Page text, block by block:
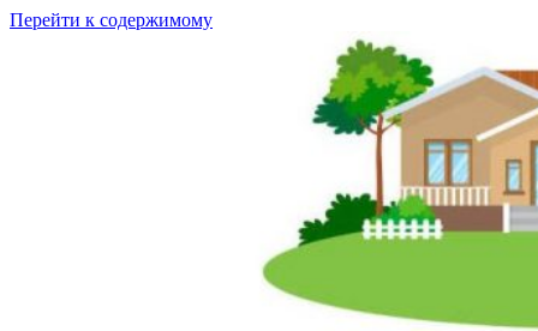
Перейти к содержимому